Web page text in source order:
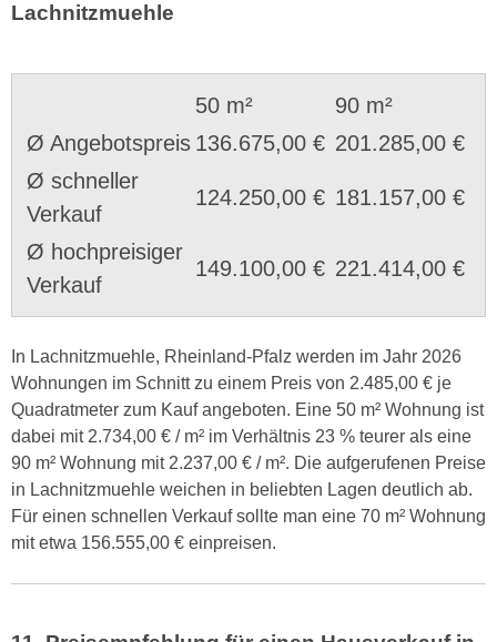
Lachnitzmuehle
50 m²
90 m²
Ø Angebotspreis 136.675,00 € 201.285,00 €
Ø schneller
Verkauf
124.250,00 € 181.157,00 €
Ø hochpreisiger
Verkauf
149.100,00 € 221.414,00 €
In Lachnitzmuehle, Rheinland-Pfalz werden im Jahr 2026
Wohnungen im Schnitt zu einem Preis von 2.485,00 € je
Quadratmeter zum Kauf angeboten. Eine 50 m² Wohnung ist
dabei mit 2.734,00 € / m² im Verhältnis 23 % teurer als eine
90 m² Wohnung mit 2.237,00 € / m². Die aufgerufenen Preise
in Lachnitzmuehle weichen in beliebten Lagen deutlich ab.
Für einen schnellen Verkauf sollte man eine 70 m² Wohnung
mit etwa 156.555,00 € einpreisen.